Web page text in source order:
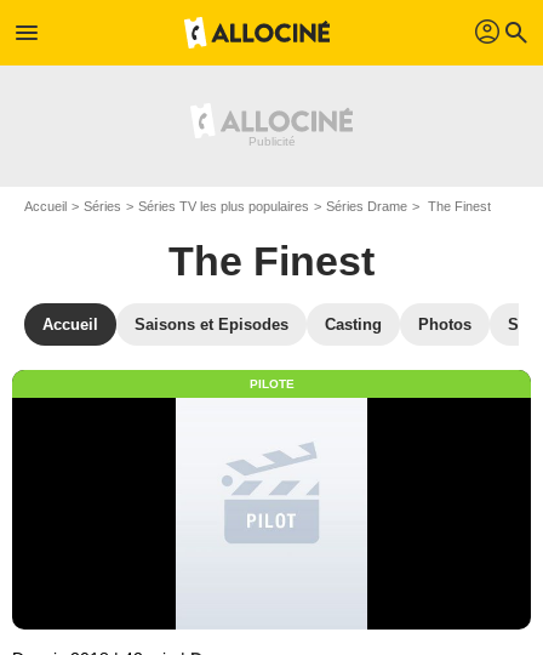
menu profil search
Accueil Séries Séries TV les plus populaires Séries Drame The Finest
The Finest
Accueil Saisons et Episodes Casting Photos
PILOTE